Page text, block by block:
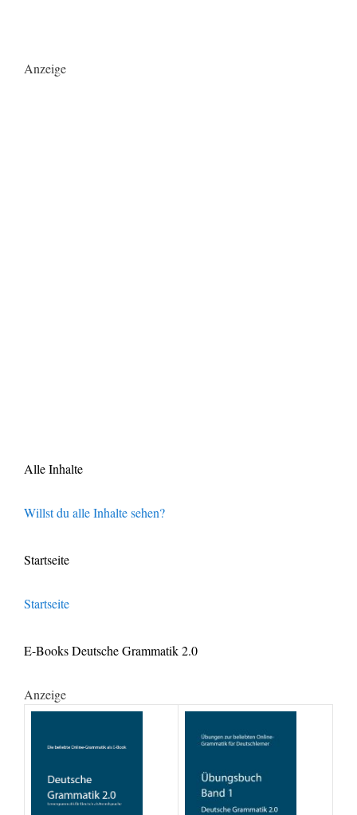
Anzeige
Alle Inhalte
Willst du alle Inhalte sehen?
Startseite
Startseite
E-Books Deutsche Grammatik 2.0
Anzeige